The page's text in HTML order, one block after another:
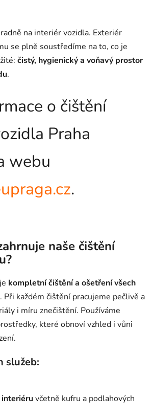
na interiér vozidla. Exteriér
se plně soustředíme na to, co je
čistý, hygienický a voňavý prostor
.
o čištění
Praha
webu
.
naše čištění
kompletní čištění a ošetření všech
. Při každém čištění pracujeme pečlivě a
i míru znečištění. Používáme
které obnoví vzhled i vůni
služeb:
včetně kufru a podlahových